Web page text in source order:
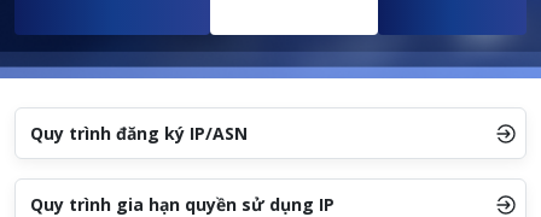
Quy trình đăng ký IP/ASN
Quy trình gia hạn quyền sử dụng IP